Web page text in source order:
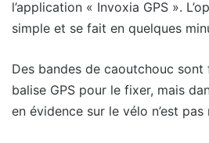
l’application « Invoxia GPS ».
simple et se fait en quelques
Des bandes de caoutchouc sont
balise GPS pour le fixer, mais
en évidence sur le vélo n’est